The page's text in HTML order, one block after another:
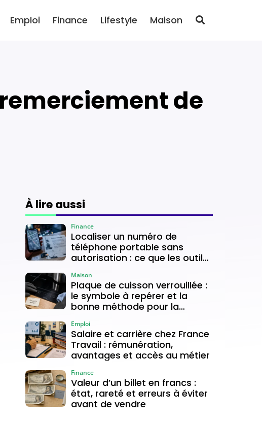
Emploi Finance Lifestyle Maison
À lire aussi
Localiser un numéro de
téléphone portable sans
autorisation : ce que les outils
Finance
Plaque de cuisson verrouillée :
le symbole à repérer et la
bonne méthode pour la
Maison
Salaire et carrière chez France
Travail : rémunération,
avantages et accès au métier
Emploi
Valeur d’un billet en francs :
état, rareté et erreurs à éviter
avant de vendre
Finance